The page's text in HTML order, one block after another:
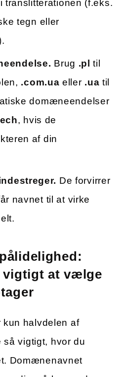
translitterationen (f.eks.
tegn eller
Brug .pl
til
.com.ua eller .ua til
domæneendelser
, hvis de
af din
De forvirrer
navnet til at virke
vigtigt at vælge
halvdelen af
så vigtigt, hvor du
Domænenavnet